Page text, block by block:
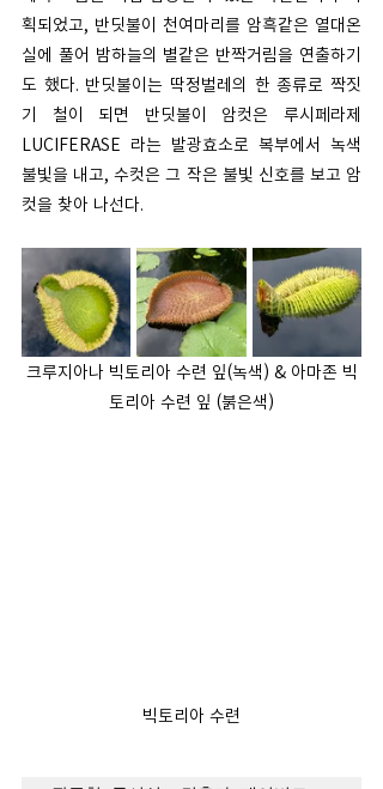
획되었고, 반딧불이 천여마리를 암흑같은 열대온
실에 풀어 밤하늘의 별같은 반짝거림을 연출하기
도 했다. 반딧불이는 딱정벌레의 한 종류로 짝짓
기 철이 되면 반딧불이 암컷은 루시페라제
LUCIFERASE 라는 발광효소로 복부에서 녹색
불빛을 내고, 수컷은 그 작은 불빛 신호를 보고 암
컷을 찾아 나선다.
크루지아나 빅토리아 수련 잎(녹색) & 아마존 빅
토리아 수련 잎 (붉은색)
빅토리아 수련